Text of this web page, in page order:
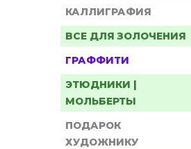
КАЛЛИГРАФИЯ
ВСЕ ДЛЯ ЗОЛОЧЕНИЯ
ГРАФФИТИ
ЭТЮДНИКИ |
МОЛЬБЕРТЫ
ПОДАРОК
ХУДОЖНИКУ